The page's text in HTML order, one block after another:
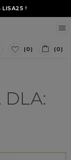
LISA25 !
(0) (0)
DLA: